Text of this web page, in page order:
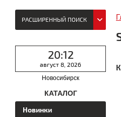
РАСШИРЕННЫЙ ПОИСК
20:12
август 8, 2026
Новосибирск
КАТАЛОГ
Новинки